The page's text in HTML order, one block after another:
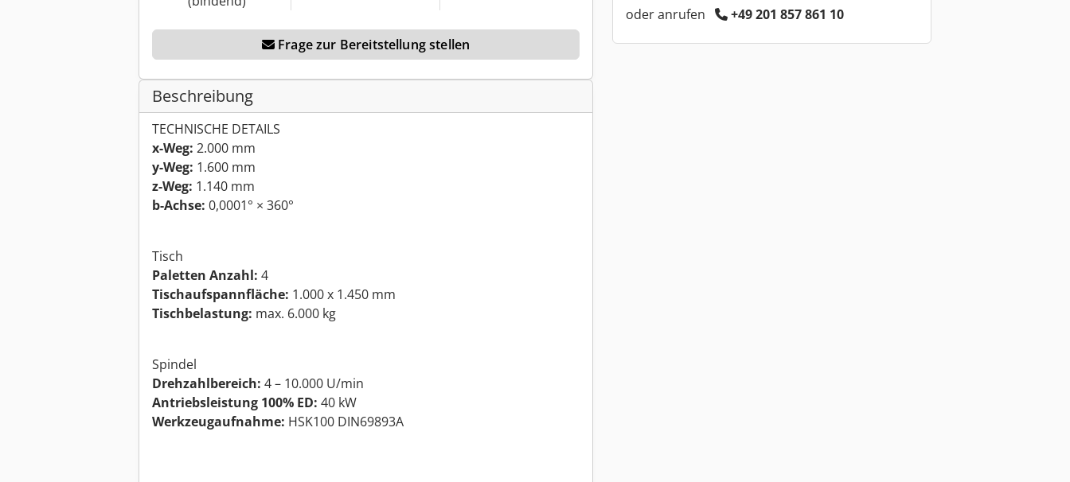
Frage zur Bereitstellung stellen
Beschreibung
TECHNISCHE DETAILS
x-Weg: 2.000 mm
y-Weg: 1.600 mm
z-Weg: 1.140 mm
b-Achse: 0,0001° × 360°
Tisch
Paletten Anzahl: 4
Tischaufspannfläche: 1.000 x 1.450 mm
Tischbelastung: max. 6.000 kg
Spindel
Drehzahlbereich: 4 – 10.000 U/min
Antriebsleistung 100% ED: 40 kW
Werkzeugaufnahme: HSK100 DIN69893A
oder anrufen +49 201 857 861 10